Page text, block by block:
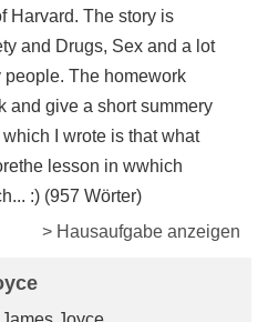
Harvard. The story is
and Drugs, Sex and a lot
people. The homework
and give a short summery
I wrote is that what
lesson in wwhich
:) (957 Wörter)
> Hausaufgabe anzeigen